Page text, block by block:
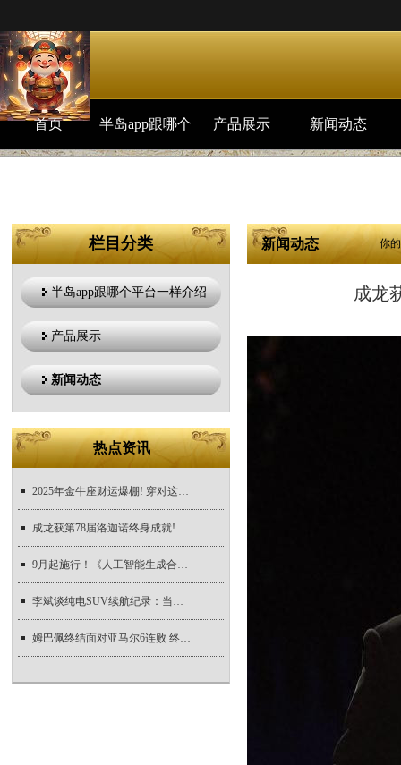
首页 半岛app跟哪个 产品展示 新闻动态
栏目分类
半岛app跟哪个平台一样介绍
产品展示
新闻动态
热点资讯
2025年金牛座财运爆棚! 穿对这几种颜色, 财富
成龙获第78届洛迦诺终身成就! 8月9日举行颁奖
9月起施行！《人工智能生成合成内容标识办法
李斌谈纯电SUV续航纪录：当我们150度电不存在
姆巴佩终结面对亚马尔6连败 终拿下两人对战
新闻动态 你
成龙